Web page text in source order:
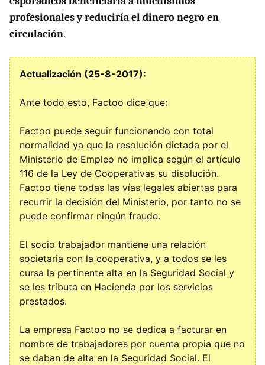
profesionales y reduciría el dinero negro en
circulación.
Actualización (25-8-2017):
Ante todo esto, Factoo dice que:
Factoo puede seguir funcionando con total
normalidad ya que la resolución dictada por el
Ministerio de Empleo no implica según el artículo
116 de la Ley de Cooperativas su disolución.
Factoo tiene todas las vías legales abiertas para
recurrir la decisión del Ministerio, por tanto no se
puede confirmar ningún fraude.
El socio trabajador mantiene una relación
societaria con la cooperativa, y a todos se les
cursa la pertinente alta en la Seguridad Social y
se les tributa en Hacienda por los servicios
prestados.
La empresa Factoo no se dedica a facturar en
nombre de trabajadores por cuenta propia que no
se daban de alta en la Seguridad Social. El